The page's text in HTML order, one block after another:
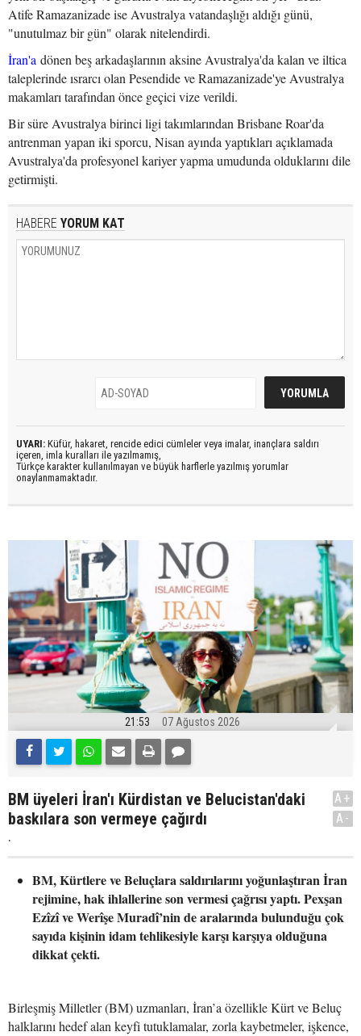
Atife Ramazanizade ise Avustralya vatandaşlığı aldığı günü,
"unutulmaz bir gün" olarak nitelendirdi.
İran'a dönen beş arkadaşlarının aksine Avustralya'da kalan ve iltica
taleplerinde ısrarcı olan Pesendide ve Ramazanizade'ye Avustralya
makamları tarafından önce geçici vize verildi.
Bir süre Avustralya birinci ligi takımlarından Brisbane Roar'da
antrenman yapan iki sporcu, Nisan ayında yaptıkları açıklamada
Avustralya'da profesyonel kariyer yapma umudunda olduklarını dile
getirmişti.
HABERE YORUM KAT
UYARI: Küfür, hakaret, rencide edici cümleler veya imalar, inançlara saldırı
içeren, imla kuralları ile yazılmamış,
Türkçe karakter kullanılmayan ve büyük harflerle yazılmış yorumlar
onaylanmamaktadır.
21:53 07 Ağustos 2026
BM üyeleri İran'ı Kürdistan ve Belucistan'daki
baskılara son vermeye çağırdı
.
A+
A-
BM, Kürtlere ve Beluçlara saldırılarını yoğunlaştıran İran
rejimine, hak ihlallerine son vermesi çağrısı yaptı. Pexşan
Ezîzî ve Werîşe Muradî’nin de aralarında bulunduğu çok
sayıda kişinin idam tehlikesiyle karşı karşıya olduğuna
dikkat çekti.
Birleşmiş Milletler (BM) uzmanları, İran’a özellikle Kürt ve Beluç
halklarını hedef alan keyfi tutuklamalar, zorla kaybetmeler, işkence,